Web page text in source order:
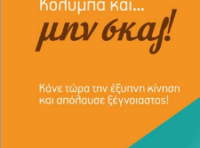
Δεξαμενές
After Sales Service